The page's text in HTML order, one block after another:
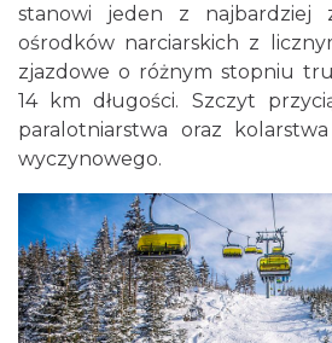
stanowi jeden z najbardziej
ośrodków narciarskich z
zjazdowe o różnym stopniu
14 km długości. Szczyt
paralotniarstwa oraz
wyczynowego.